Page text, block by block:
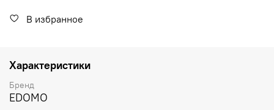
В избранное
Характеристики
Бренд
EDOMO